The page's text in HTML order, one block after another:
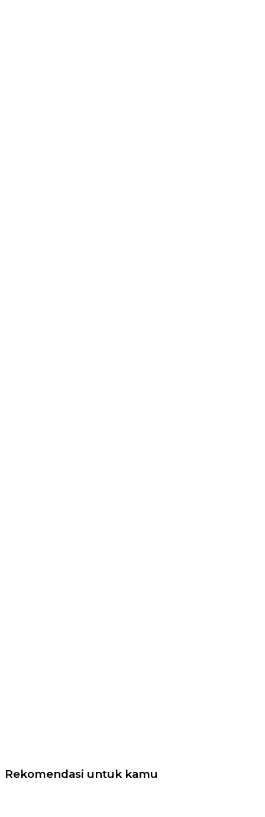
Rekomendasi untuk kamu